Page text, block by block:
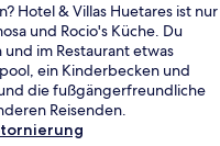
Hotel & Villas Huetares ist nur
und Rocio's Küche. Du
im Restaurant etwas
ein Kinderbecken und
die fußgängerfreundliche
Reisenden.